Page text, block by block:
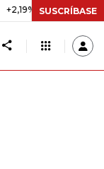
TASA DE USURA
SUSCRÍBASE